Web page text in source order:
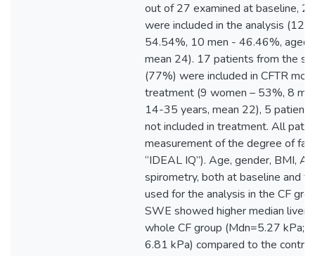
out of 27 examined at baseline,
were included in the analysis (12
54.54%, 10 men - 46.46%, aged
mean 24). 17 patients from the
(77%) were included in CFTR
treatment (9 women – 53%, 8
14-35 years, mean 22), 5
not included in treatment. All
measurement of the degree of
“IDEAL IQ”). Age, gender, BMI,
spirometry, both at baseline and
used for the analysis in the CF
SWE showed higher median liver
whole CF group (Mdn=5.27 kPa;
6.81 kPa) compared to the